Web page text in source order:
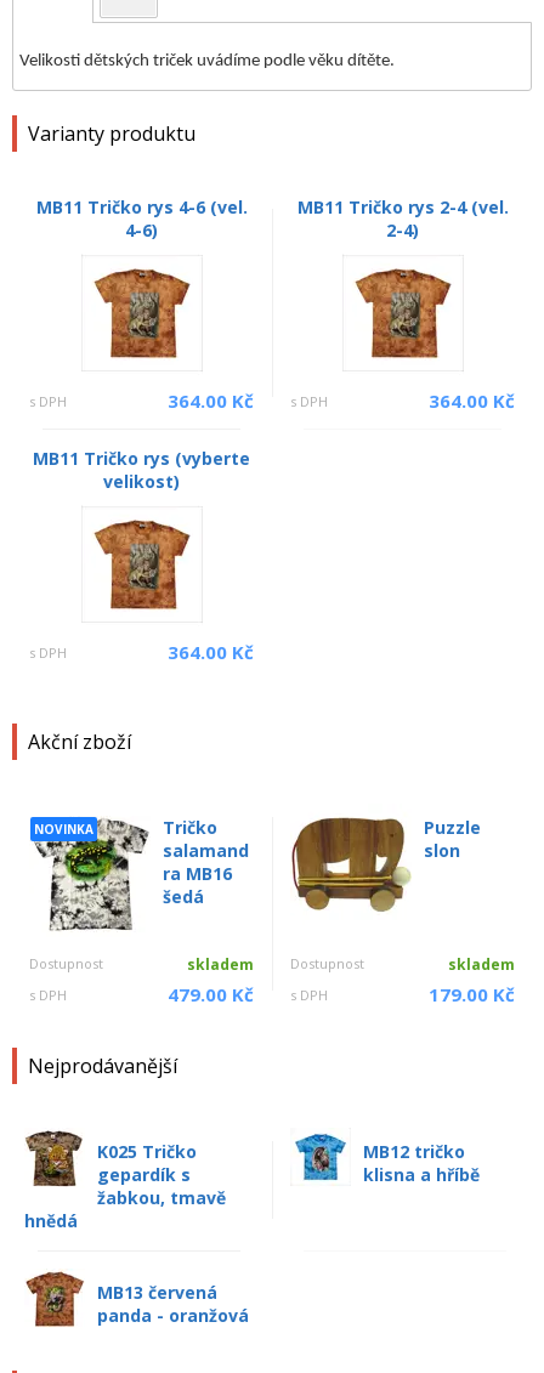
Akční zboží
NOVINKA
Tričko
salamand
ra MB16
šedá
Dostupnost skladem
s DPH 479.00 Kč
Puzzle
slon
Dostupnost skladem
s DPH 179.00 Kč
Nejprodávanější
K025 Tričko
gepardík s
žabkou, tmavě
hnědá
MB12 tričko
klisna a hříbě
MB13 červená
panda - oranžová
Velikosti dětských triček uvádíme podle věku dítěte.
Varianty produktu
MB11 Tričko rys 4-6 (vel.
4-6)
s DPH 364.00 Kč
MB11 Tričko rys 2-4 (vel.
2-4)
s DPH 364.00 Kč
MB11 Tričko rys (vyberte
velikost)
s DPH 364.00 Kč